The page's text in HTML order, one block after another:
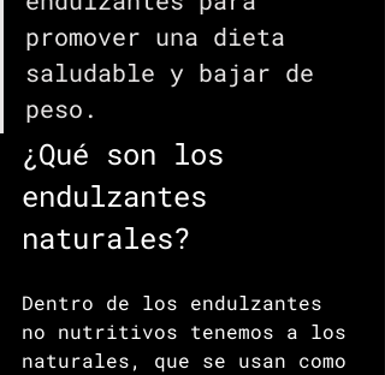
promover una dieta
saludable y bajar de
peso.
¿Qué son los
endulzantes
naturales?
Dentro de los endulzantes
no nutritivos tenemos a los
naturales, que se usan como